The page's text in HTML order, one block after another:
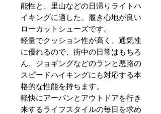
能性と、里山などの日帰りライトハ
イキングに適した、履き心地が良い
ローカットシューズです。
軽量でクッション性が高く、通気性
に優れるので、街中の日常はもちろ
ん、ジョギングなどのランと悪路の
スピードハイキングにも対応する本
格的な性能を持ちます。
軽快にアーバンとアウトドアを行き
来するライフスタイルの毎日を求め